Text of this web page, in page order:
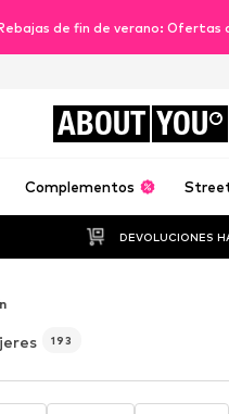
de fin de verano: Ofertas
ABOUT YOU
Complementos
DEVOLUCIONES
193